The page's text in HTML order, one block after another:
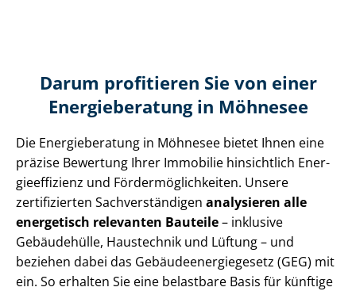
Darum profitieren Sie von einer
Energieberatung in Möhnesee
Die Energieberatung in Möhnesee bietet Ihnen eine
präzise Bewertung Ihrer Immobilie hinsichtlich En­er­
gie­ef­fi­zi­enz und För­der­mög­lich­kei­ten. Unsere
zertifizierten Sach­ver­stän­di­gen analysieren alle
energetisch relevanten Bauteile– inklusive
Gebäudehülle, Haustechnik und Lüftung – und
beziehen dabei das Ge­bäu­de­en­er­gie­ge­setz (GEG) mit
ein. So erhalten Sie eine belastbare Basis für künftige